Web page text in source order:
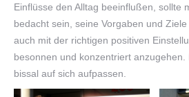
Einflüsse den Alltag beeinflußen, sollte
bedacht sein, seine Vorgaben und
auch mit der richtigen positiven
besonnen und konzentriert anzugehen.
bissal auf sich aufpassen.